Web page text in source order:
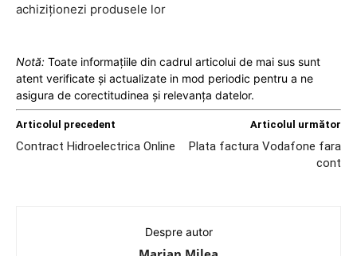
achiziționezi produsele lor
Notă: Toate informațiile din cadrul articolui de mai sus sunt
atent verificate și actualizate in mod periodic pentru a ne
asigura de corectitudinea și relevanța datelor.
Articolul precedent
Contract Hidroelectrica Online
Articolul următor
Plata factura Vodafone fara
cont
Despre autor